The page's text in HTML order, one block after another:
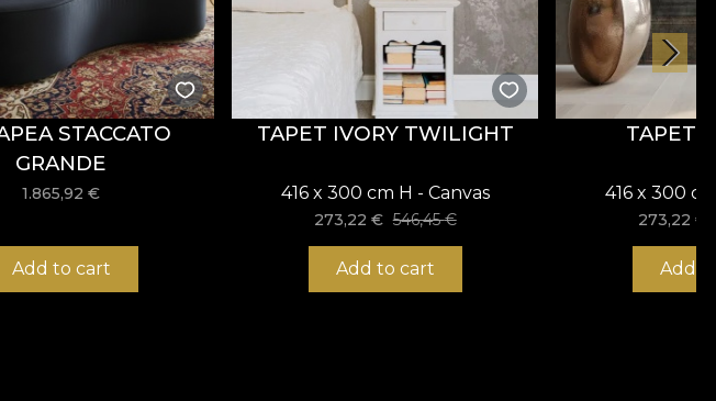
STACCATO
GRANDE
1.865,92€
Add to cart
TAPET IVORY TWILIGHT
416 x 300 cm H - Canvas
273,22 € 546,45€
Add to cart
TAPET
416 x 300
273,22 €
Add